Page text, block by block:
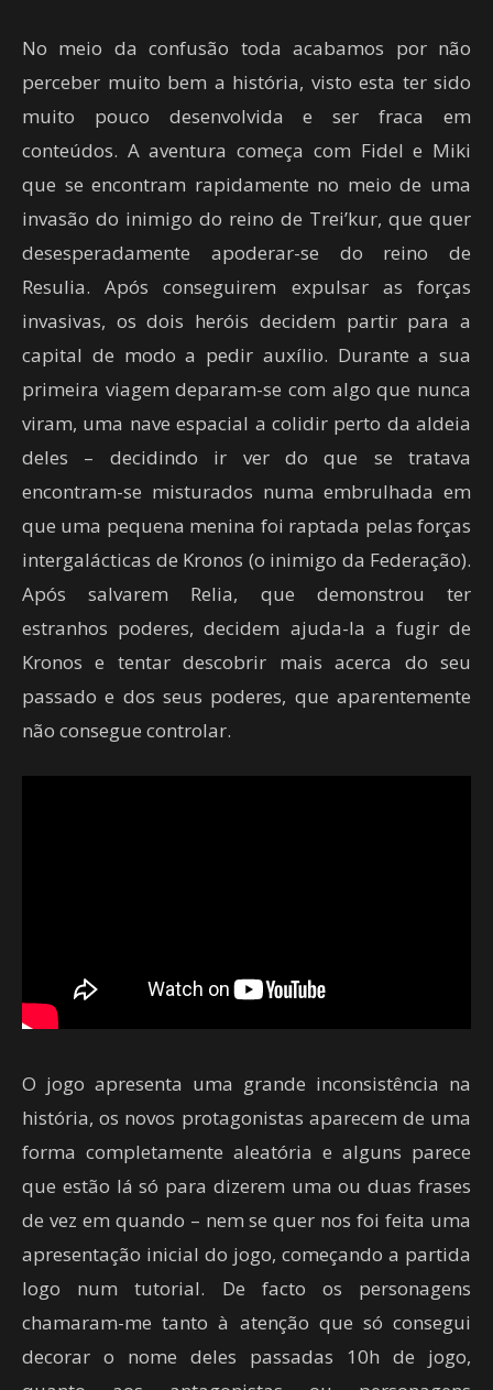
No meio da confusão toda acabamos por não
perceber muito bem a história, visto esta ter sido
muito pouco desenvolvida e ser fraca em
conteúdos. A aventura começa com Fidel e Miki
que se encontram rapidamente no meio de uma
invasão do inimigo do reino de Trei’kur, que quer
desesperadamente apoderar-se do reino de
Resulia. Após conseguirem expulsar as forças
invasivas, os dois heróis decidem partir para a
capital de modo a pedir auxílio. Durante a sua
primeira viagem deparam-se com algo que nunca
viram, uma nave espacial a colidir perto da aldeia
deles – decidindo ir ver do que se tratava
encontram-se misturados numa embrulhada em
que uma pequena menina foi raptada pelas forças
intergalácticas de Kronos (o inimigo da Federação).
Após salvarem Relia, que demonstrou ter
estranhos poderes, decidem ajuda-la a fugir de
Kronos e tentar descobrir mais acerca do seu
passado e dos seus poderes, que aparentemente
não consegue controlar.
O jogo apresenta uma grande inconsistência na
história, os novos protagonistas aparecem de uma
forma completamente aleatória e alguns parece
que estão lá só para dizerem uma ou duas frases
de vez em quando – nem se quer nos foi feita uma
apresentação inicial do jogo, começando a partida
logo num tutorial. De facto os personagens
chamaram-me tanto à atenção que só consegui
decorar o nome deles passadas 10h de jogo,